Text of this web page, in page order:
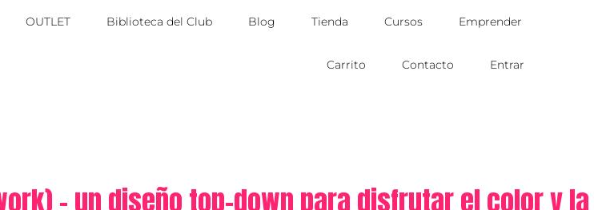
OUTLET Biblioteca del Club Blog Tienda Cursos Emprender
Carrito Contacto Entrar
– un diseño top-down para disfrutar el color y la